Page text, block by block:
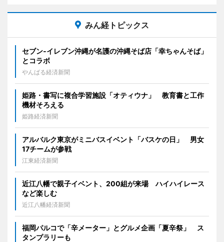
みん経トピックス
セブン‐イレブン沖縄が名護の沖縄そば店「幸ちゃんそば」
とコラボ
やんばる経済新聞
姫路・書写に複合学習施設「オティウナ」 教育書と工作
機材そろえる
姫路経済新聞
アルバルク東京がミニバスイベント「バスケの日」 男女
17チームが参戦
江東経済新聞
近江八幡で親子イベント、200組が来場 ハイハイレース
など楽しむ
近江八幡経済新聞
福岡パルコで「辛メーター」とグルメ企画「夏辛祭」 ス
タンプラリーも